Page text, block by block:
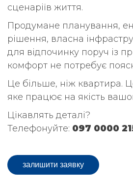
сценаріїв життя.
Продумане планування,
рішення, власна
для відпочинку поруч із
комфорт не потребує
Це більше, ніж квартира.
яке працює на якість
Цікавлять деталі?
Телефонуйте: 097 0000
залишити заявку